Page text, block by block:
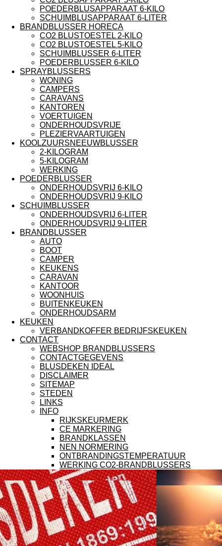
POEDERBLUSAPPARAAT 6-KILO
SCHUIMBLUSAPPARAAT 6-LITER
BRANDBLUSSER HORECA
CO2 BLUSTOESTEL 2-KILO
CO2 BLUSTOESTEL 5-KILO
SCHUIMBLUSSER 6-LITER
POEDERBLUSSER 6-KILO
SPRAYBLUSSERS
WONING
CAMPERS
CARAVANS
KANTOREN
VOERTUIGEN
ONDERHOUDSVRIJE
PLEZIERVAARTUIGEN
KOOLZUURSNEEUWBLUSSER
2-KILOGRAM
5-KILOGRAM
WERKING
POEDERBLUSSER
ONDERHOUDSVRIJ 6-KILO
ONDERHOUDSVRIJ 9-KILO
SCHUIMBLUSSER
ONDERHOUDSVRIJ 6-LITER
ONDERHOUDSVRIJ 9-LITER
BRANDBLUSSER
AUTO
BOOT
CAMPER
KEUKENS
CARAVAN
KANTOOR
WOONHUIS
BUITENKEUKEN
ONDERHOUDSARM
KEUKEN
VERBANDKOFFER BEDRIJFSKEUKEN
CONTACT
WEBSHOP BRANDBLUSSERS
CONTACTGEGEVENS
BLUSDEKEN IDEAL
DISCLAIMER
SITEMAP
STEDEN
LINKS
INFO
RIJKSKEURMERK
CE MARKERING
BRANDKLASSEN
NEN NORMERING
ONTBRANDINGSTEMPERATUUR
WERKING CO2-BRANDBLUSSERS